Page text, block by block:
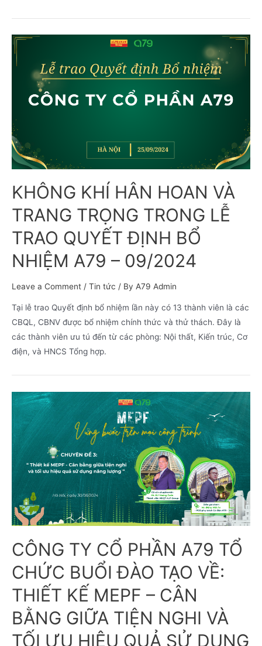
KHÔNG KHÍ HÂN HOAN VÀ
TRANG TRỌNG TRONG LỄ
TRAO QUYẾT ĐỊNH BỔ
NHIỆM A79 – 09/2024
Leave a Comment / Tin tức / By A79 Admin
Tại lễ trao Quyết định bổ nhiệm lần này có 13 thành viên là các
CBQL, CBNV được bổ nhiệm chính thức và thử thách. Đây là
các thành viên ưu tú đến từ các phòng: Nội thất, Kiến trúc, Cơ
điện, và HNCS Tổng hợp.
CÔNG TY CỔ PHẦN A79 TỔ
CHỨC BUỔI ĐÀO TẠO VỀ:
THIẾT KẾ MEPF – CÂN
BẰNG GIỮA TIỆN NGHI VÀ
TỐI ƯU HIỆU QUẢ SỬ DỤNG